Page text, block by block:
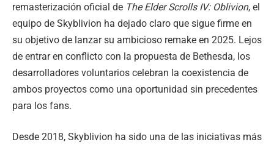
remasterización oficial de The Elder Scrolls IV: Oblivion, el
equipo de Skyblivion ha dejado claro que sigue firme en
su objetivo de lanzar su ambicioso remake en 2025. Lejos
de entrar en conflicto con la propuesta de Bethesda, los
desarrolladores voluntarios celebran la coexistencia de
ambos proyectos como una oportunidad sin precedentes
para los fans.
Desde 2018, Skyblivion ha sido una de las iniciativas más